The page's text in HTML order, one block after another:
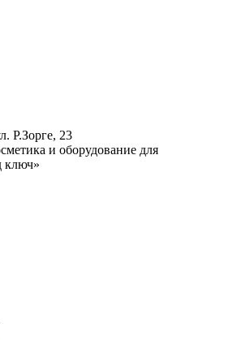
Р.Зорге, 23
и оборудование для
ключ»